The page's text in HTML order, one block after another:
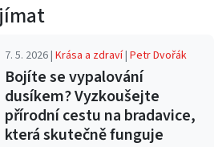
7. 5. 2026 |Krása a zdraví|Petr Dvořák
Bojíte se vypalování
dusíkem? Vyzkoušejte
přírodní cestu na bradavice,
která skutečně funguje